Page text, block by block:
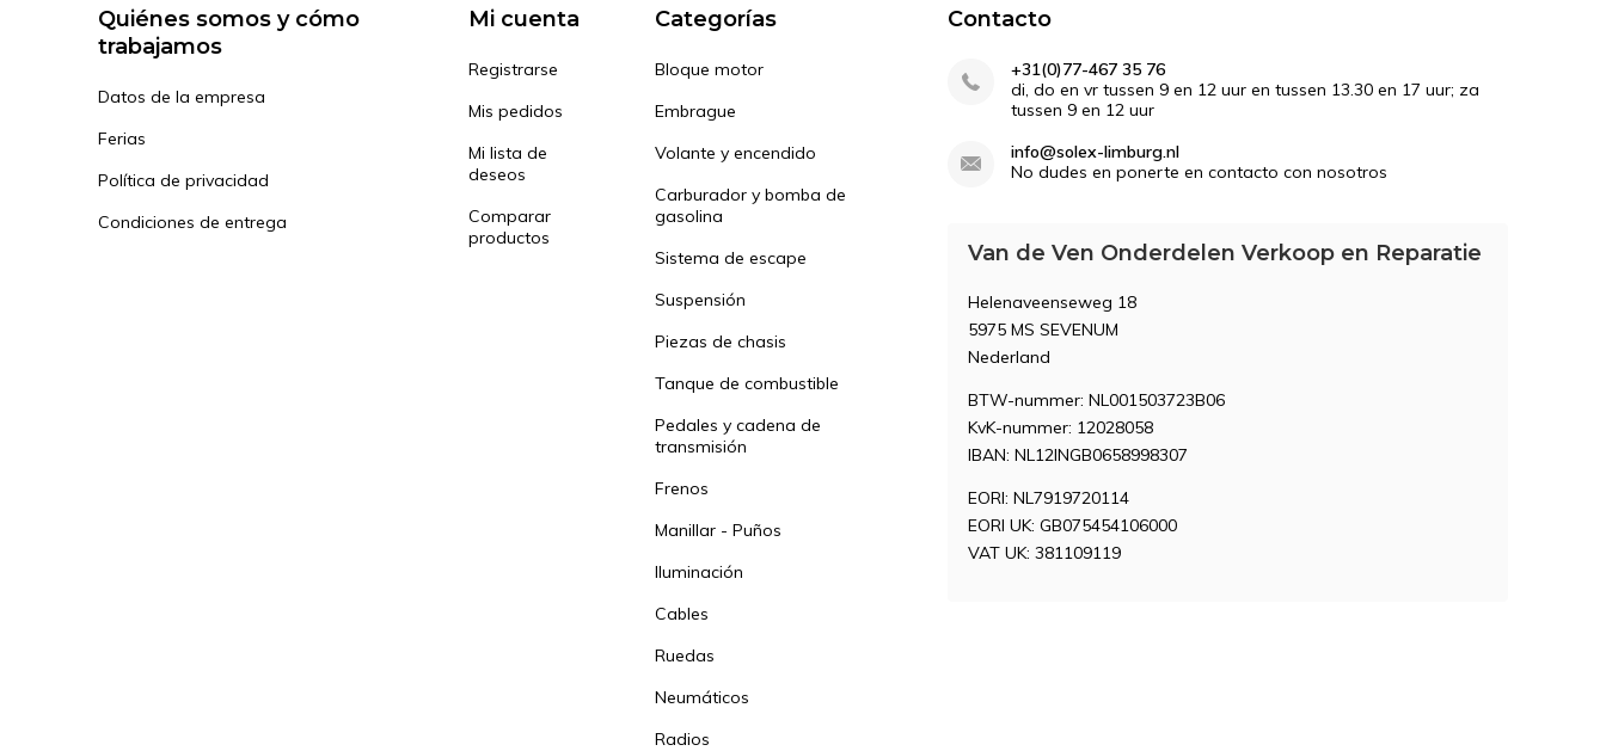
Quiénes somos y cómo
trabajamos
Datos de la empresa
Ferias
Política de privacidad
Condiciones de entrega
Mi cuenta
Registrarse
Mis pedidos
Mi lista de
deseos
Comparar
productos
Categorías
Bloque motor
Embrague
Volante y encendido
Carburador y bomba de
gasolina
Sistema de escape
Suspensión
Piezas de chasis
Tanque de combustible
Pedales y cadena de
transmisión
Frenos
Manillar - Puños
Iluminación
Cables
Ruedas
Neumáticos
Radios
Contacto
+31(0)77-467 35 76
di, do en vr tussen 9 en 12 uur en tussen 13.30 en 17 uur; za
tussen 9 en 12 uur
info@solex-limburg.nl
No dudes en ponerte en contacto con nosotros
Van de Ven Onderdelen Verkoop en Reparatie
Helenaveenseweg 18
5975 MS SEVENUM
Nederland
BTW-nummer: NL001503723B06
KvK-nummer: 12028058
IBAN: NL12INGB0658998307
EORI: NL7919720114
EORI UK: GB075454106000
VAT UK: 381109119